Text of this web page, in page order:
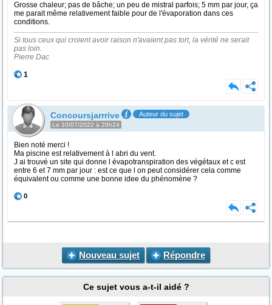
Grosse chaleur; pas de bâche; un peu de mistral parfois; 5 mm par jour, ça
me parait même relativement faible pour de l'évaporation dans ces
conditions.
Si tous ceux qui croient avoir raison n'avaient pas tort, la vérité ne serait
pas loin.
Pierre Dac
1
Concoursjarrrive Auteur du sujet
Le 10/07/2022 à 20h24
Bien noté merci !
Ma piscine est relativement à l abri du vent.
J ai trouvé un site qui donne l évapotranspiration des végétaux et c est
entre 6 et 7 mm par jour : est ce que l on peut considérer cela comme
équivalent ou comme une bonne idee du phénomène ?
0
Nouveau sujet Répondre
Ce sujet vous a-t-il aidé ?